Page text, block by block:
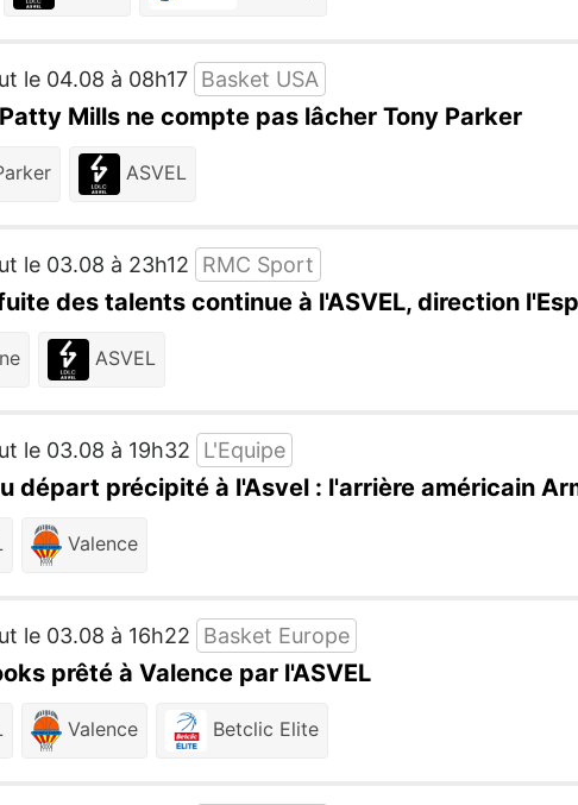
le 04.08 à 08h17 Basket USA
Patty Mills ne compte pas lâcher Tony Parker
ASVEL
le 03.08 à 23h12 RMC Sport
des talents continue à l'ASVEL, direction
ASVEL
le 03.08 à 19h32 L'Equipe
départ précipité à l'Asvel : l'arrière américain
Valence
le 03.08 à 16h22 Basket Europe
prêté à Valence par l'ASVEL
Valence Betclic Elite